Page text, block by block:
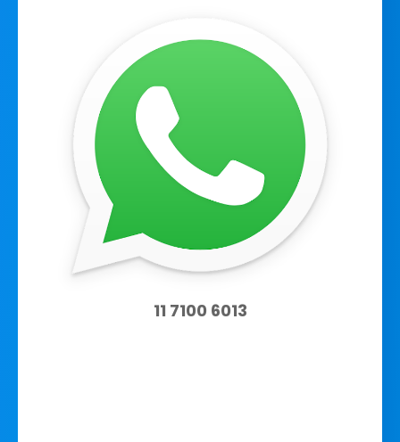
11 7100 6013